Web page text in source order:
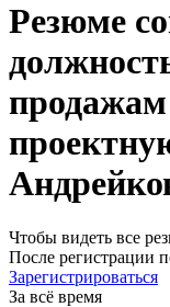
Резюме
Чтобы видеть все
После регистрации
Зарегистрироваться
За всё время